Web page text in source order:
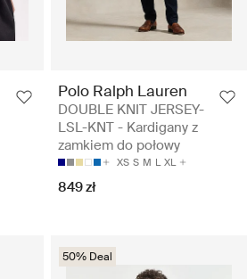
Polo Ralph Lauren
DOUBLE KNIT JERSEY-
LSL-KNT - Kardigany z
zamkiem do połowy
XS S M L XL
849 zł
50% Deal